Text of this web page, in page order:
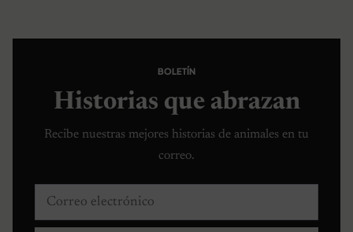
BOLETÍN
Historias que abrazan
Recibe nuestras mejores historias de animales en tu
correo.
Correo electrónico